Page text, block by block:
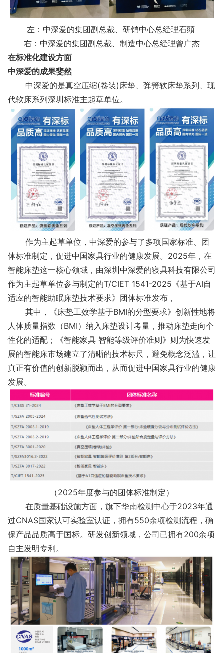
左：中深爱的集团副总裁、研销中心总经理石頭
右：中深爱的集团副总裁、制造中心总经理曾广杰
在标准化建设方面
中深爱的成果斐然
中深爱的是真空压缩(卷装)床垫、弹簧软床垫系列、现
代软床系列深圳标准主起草单位。
作为主起草单位，中深爱的参与了多项国家标准、团
体标准制定，促进中国家具行业的健康发展。2025年，在
智能床垫这一核心领域，由深圳中深爱的寝具科技有限公司
作为主起草单位参与制定的T/CIET 1541-2025《基于AI自
适应的智能助眠床垫技术要求》团体标准发布，
其中，《床垫工效学基于BMI的分型要求》创新性地将
人体质量指数（BMI）纳入床垫设计考量，推动床垫走向个
性化的适配；《智能家具 智能等级评价准则》则为快速发
展的智能床市场建立了清晰的技术标尺，避免概念泛滥，让
真正有价值的创新脱颖而出，从而促进中国家具行业的健康
发展。
（2025年度参与的团体标准制定）
在质量基础设施方面，旗下华南检测中心于2023年通
过CNAS国家认可实验室认证，拥有550余项检测流程，确
保产品品质高于国标。研发创新领域，公司已拥有200余项
自主发明专利。